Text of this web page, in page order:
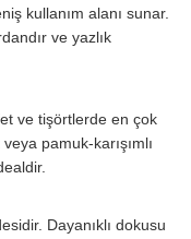
kullanım alanı sunar.
ve yazlık
ve tişörtlerde en çok
pamuk-karışımlı
Dayanıklı dokusu